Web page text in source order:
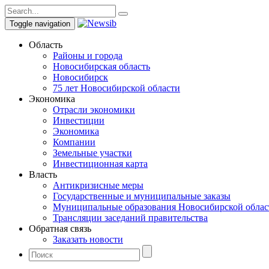
Toggle navigation
Область
Районы и города
Новосибирская область
Новосибирск
75 лет Новосибирской области
Экономика
Отрасли экономики
Инвестиции
Экономика
Компании
Земельные участки
Инвестиционная карта
Власть
Антикризисные меры
Государственные и муниципальные заказы
Муниципальные образования Новосибирской
Трансляции заседаний правительства
Обратная связь
Заказать новости